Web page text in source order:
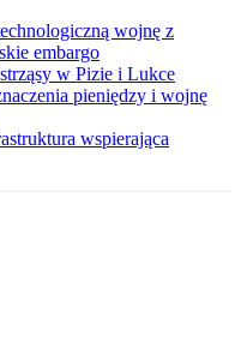
wojnę z
embargo
w Pizie i Lukce
pieniędzy i wojnę
wspierająca